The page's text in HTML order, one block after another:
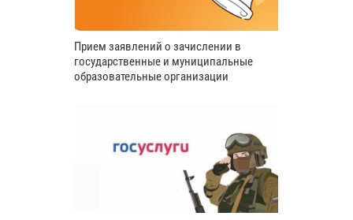
Прием заявлений о зачислении в
государственные и муниципальные
образовательные организации